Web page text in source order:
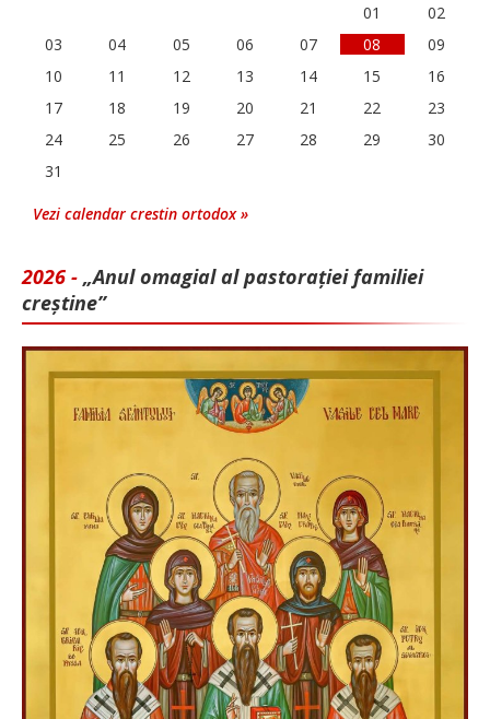
01
02
03
04 05 06 07 08
09
10
11 12 13 14 15
16
17
18 19 20 21 22
23
24
25 26 27 28 29
30
31
Vezi calendar crestin ortodox »
2026 - „Anul omagial al pastorației familiei
creștine”